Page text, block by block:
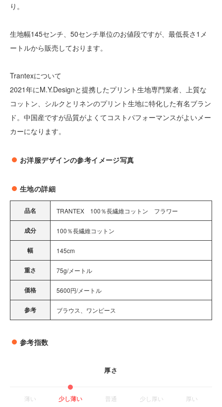
り。
生地幅145センチ、50センチ単位のお値段ですが、最低長さ1メ
ートルから販売しております。
Trantexについて
2021年にM.Y.Designと提携したプリント生地専門業者、上質な
コットン、シルクとリネンのプリント生地に特化した有名ブラン
ド。中国産ですが品質がよくてコストパフォーマンスがよいメー
カーになります。
お洋服デザインの参考イメージ写真
生地の詳細
品名 TRANTEX 100％長繊維コットン フラワー
成分 100％長繊維コットン
幅 145cm
重さ 75g/メートル
価格 5600円/メートル
参考 ブラウス、ワンピース
参考指数
厚さ
薄い 少し薄い 普通 少し厚い 厚い